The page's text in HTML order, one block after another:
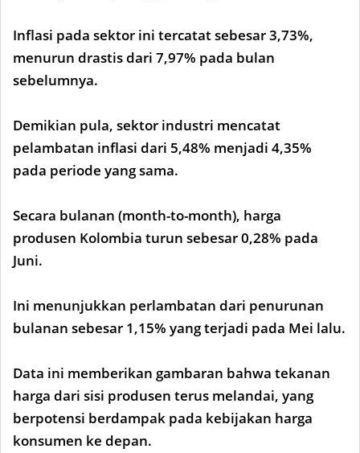
Inflasi pada sektor ini tercatat sebesar 3,73%,
menurun drastis dari 7,97% pada bulan
sebelumnya.
Demikian pula, sektor industri mencatat
pelambatan inflasi dari 5,48% menjadi 4,35%
pada periode yang sama.
Secara bulanan (month-to-month), harga
produsen Kolombia turun sebesar 0,28% pada
Juni.
Ini menunjukkan perlambatan dari penurunan
bulanan sebesar 1,15% yang terjadi pada Mei lalu.
Data ini memberikan gambaran bahwa tekanan
harga dari sisi produsen terus melandai, yang
berpotensi berdampak pada kebijakan harga
konsumen ke depan.